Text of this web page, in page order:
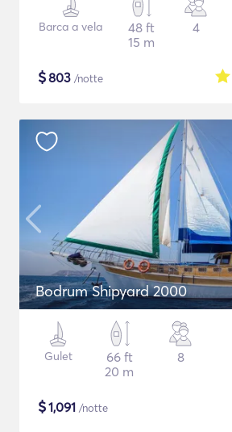
Barca a vela
48 ft
15 m
4
$803 /notte
Bodrum Shipyard 2000
Gulet
66 ft
20 m
8
$1,091 /notte